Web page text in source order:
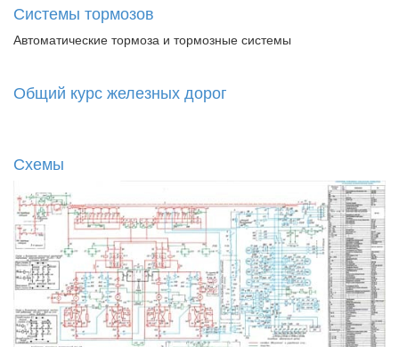
Системы тормозов
Автоматические тормоза и тормозные системы
Общий курс железных дорог
Схемы